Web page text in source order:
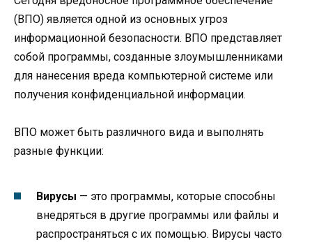
(ВПО) является одной из основных угроз
информационной безопасности. ВПО представляет
собой программы, созданные злоумышленниками
для нанесения вреда компьютерной системе или
получения конфиденциальной информации.
ВПО может быть различного вида и выполнять
разные функции:
Вирусы — это программы, которые способны
внедряться в другие программы или файлы и
распространяться с их помощью. Вирусы часто